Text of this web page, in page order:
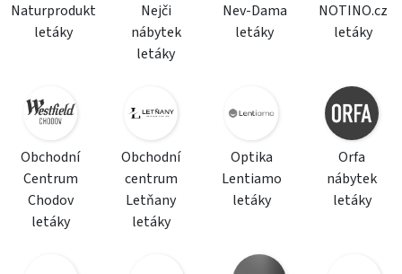
Naturprodukt
letáky
Nejči
nábytek
letáky
Nev-Dama
letáky
NOTINO.cz
letáky
Obchodní
Centrum
Chodov
letáky
Obchodní
centrum
Letňany
letáky
Optika
Lentiamo
letáky
Orfa
nábytek
letáky